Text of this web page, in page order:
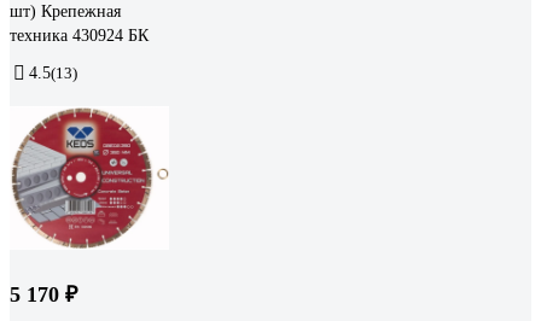
шт) Крепежная
техника 430924 БК
4.5(13)
5 170 ₽